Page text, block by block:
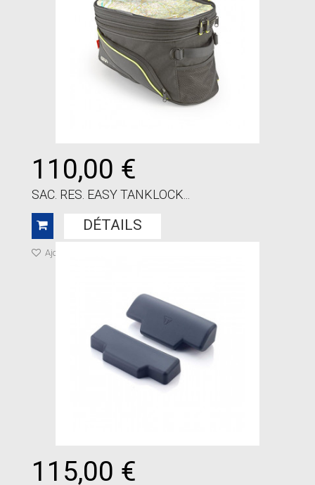
110,00 €
SAC. RES. EASY TANKLOCK...
DÉTAILS
Ajouter à ma liste de cadeaux
115,00 €